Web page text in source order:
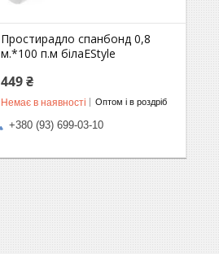
Простирадло спанбонд 0,8
м.*100 п.м білаEStyle
449 ₴
Немає в наявності Оптом і в роздріб
+380 (93) 699-03-10